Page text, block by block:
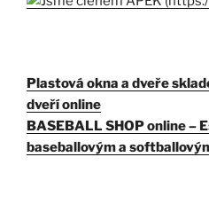
Plastová okna a dveře
dveří online
BASEBALL SHOP online –
baseballovým a